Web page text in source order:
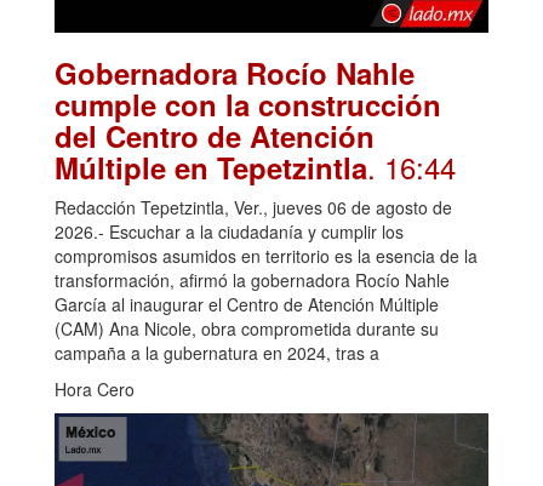
Gobernadora Rocío Nahle
cumple con la construcción
del Centro de Atención
Múltiple en Tepetzintla. 16:44
Redacción Tepetzintla, Ver., jueves 06 de agosto de
2026.- Escuchar a la ciudadanía y cumplir los
compromisos asumidos en territorio es la esencia de la
transformación, afirmó la gobernadora Rocío Nahle
García al inaugurar el Centro de Atención Múltiple
(CAM) Ana Nicole, obra comprometida durante su
campaña a la gubernatura en 2024, tras a
Hora Cero